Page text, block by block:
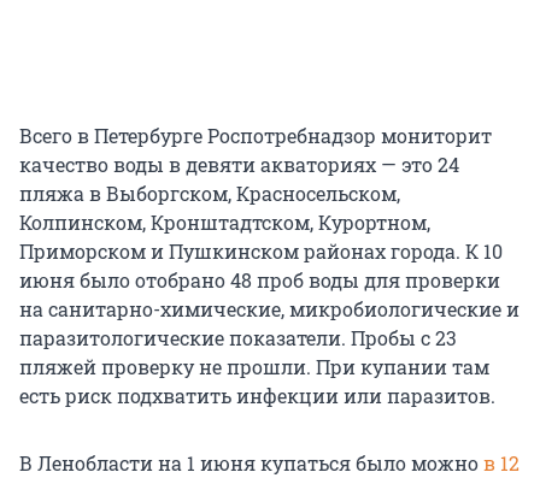
Всего в Петербурге Роспотребнадзор мониторит
качество воды в девяти акваториях — это 24
пляжа в Выборгском, Красносельском,
Колпинском, Кронштадтском, Курортном,
Приморском и Пушкинском районах города. К 10
июня было отобрано 48 проб воды для проверки
на санитарно-химические, микробиологические и
паразитологические показатели. Пробы с 23
пляжей проверку не прошли. При купании там
есть риск подхватить инфекции или паразитов.
В Ленобласти на 1 июня купаться было можнов 12